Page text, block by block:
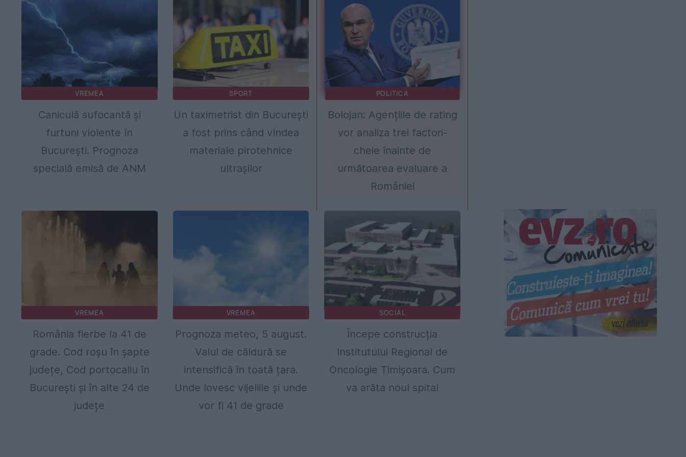
VREMEA
Caniculă sufocantă și
furtuni violente în
București. Prognoza
specială emisă de ANM
SPORT
Un taximetrist din București
a fost prins când vindea
materiale pirotehnice
ultrașilor
POLITICA
Bolojan: Agențiile de rating
vor analiza trei factori-
cheie înainte de
următoarea evaluare a
României
VREMEA
România fierbe la 41 de
grade. Cod roșu în șapte
județe, Cod portocaliu în
București și în alte 24 de
județe
VREMEA
Prognoza meteo, 5 august.
Valul de căldură se
intensifică în toată țara.
Unde lovesc vijeliile și unde
vor fi 41 de grade
SOCIAL
Începe construcția
Institutului Regional de
Oncologie Timișoara. Cum
va arăta noul spital